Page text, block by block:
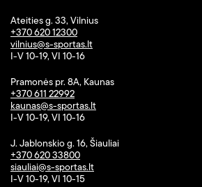
Ateities g. 33, Vilnius
+370 620 12300
vilnius@s-sportas.lt
I-V 10-19, VI 10-16
Pramonės pr. 8A, Kaunas
+370 611 22992
kaunas@s-sportas.lt
I-V 10-19, VI 10-16
J. Jablonskio g. 16, Šiauliai
+370 620 33800
siauliai@s-sportas.lt
I-V 10-19, VI 10-15